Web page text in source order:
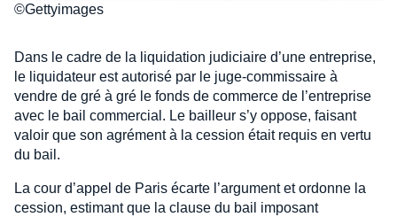
©Gettyimages
Dans le cadre de la liquidation judiciaire d’une entreprise,
le liquidateur est autorisé par le juge-commissaire à
vendre de gré à gré le fonds de commerce de l’entreprise
avec le bail commercial. Le bailleur s’y oppose, faisant
valoir que son agrément à la cession était requis en vertu
du bail.
La cour d’appel de Paris écarte l’argument et ordonne la
cession, estimant que la clause du bail imposant